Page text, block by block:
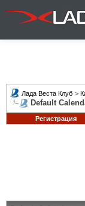
Лада Веста Клуб >
Default
Регистрация